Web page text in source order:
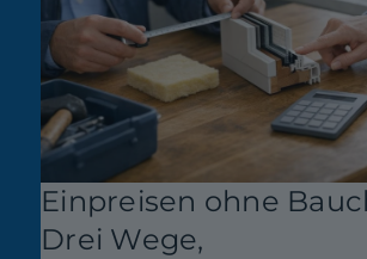
Einpreisen ohne
Drei Wege,